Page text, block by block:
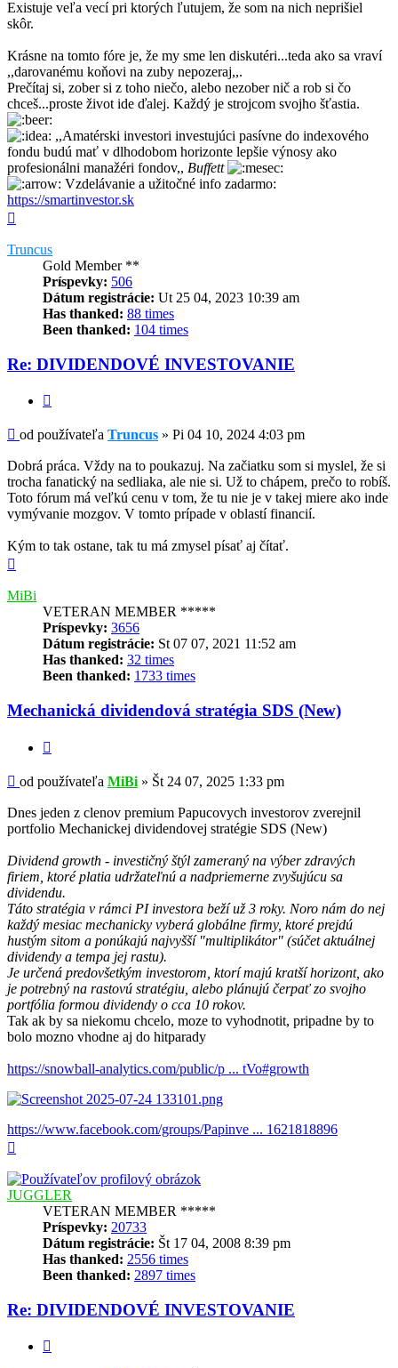
Existuje veľa vecí pri ktorých ľutujem, že som na nich neprišiel
skôr.
Krásne na tomto fóre je, že my sme len diskutéri...teda ako sa vraví
,,darovanému koňovi na zuby nepozeraj,,.
Prečítaj si, zober si z toho niečo, alebo nezober nič a rob si čo
chceš...proste život ide ďalej. Každý je strojcom svojho šťastia.
,,Amatérski investori investujúci pasívne do indexového
fondu budú mať v dlhodobom horizonte lepšie výnosy ako
profesionálni manažéri fondov,, Buffett
Vzdelávanie a užitočné info zadarmo:
https://smartinvestor.sk
Truncus
Gold Member **
Príspevky: 506
Dátum registrácie: Ut 25 04, 2023 10:39 am
Has thanked: 88 times
Been thanked: 104 times
Re: DIVIDENDOVÉ INVESTOVANIE
Príspevok
od používateľa Truncus » Pi 04 10, 2024 4:03 pm
Dobrá práca. Vždy na to poukazuj. Na začiatku som si myslel, že si
trocha fanatický na sedliaka, ale nie si. Už to chápem, prečo to robíš.
Toto fórum má veľkú cenu v tom, že tu nie je v takej miere ako inde
vymývanie mozgov. V tomto prípade v oblastí financií.
Kým to tak ostane, tak tu má zmysel písať aj čítať.
MiBi
VETERAN MEMBER *****
Príspevky: 3656
Dátum registrácie: St 07 07, 2021 11:52 am
Has thanked: 32 times
Been thanked: 1733 times
Mechanická dividendová stratégia SDS (New)
Príspevok
od používateľa MiBi » Št 24 07, 2025 1:33 pm
Dnes jeden z clenov premium Papucovych investorov zverejnil
portfolio Mechanickej dividendovej stratégie SDS (New)
Dividend growth - investičný štýl zameraný na výber zdravých
firiem, ktoré platia udržateľnú a nadpriemerne zvyšujúcu sa
dividendu.
Táto stratégia v rámci PI investora beží už 3 roky. Noro nám do nej
každý mesiac mechanicky vyberá globálne firmy, ktoré prejdú
hustým sitom a ponúkajú najvyšší "multiplikátor" (súčet aktuálnej
dividendy a tempa jej rastu).
Je určená predovšetkým investorom, ktorí majú kratší horizont, ako
je potrebný na rastovú stratégiu, alebo plánujú čerpať zo svojho
portfólia formou dividendy o cca 10 rokov.
Tak ak by sa niekomu chcelo, moze to vyhodnotit, pripadne by to
bolo mozno vhodne aj do hitparady
https://snowball-analytics.com/public/p ... tVo#growth
https://www.facebook.com/groups/Papinve ... 1621818896
JUGGLER
VETERAN MEMBER *****
Príspevky: 20733
Dátum registrácie: Št 17 04, 2008 8:39 pm
Has thanked: 2556 times
Been thanked: 2897 times
Re: DIVIDENDOVÉ INVESTOVANIE